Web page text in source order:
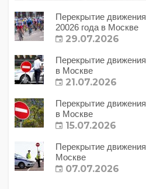
Перекрытие
20026 года в Москве
29.07.2026
Перекрытие
в Москве
21.07.2026
Перекрытие
в Москве
15.07.2026
Перекрытие
Москве
07.07.2026